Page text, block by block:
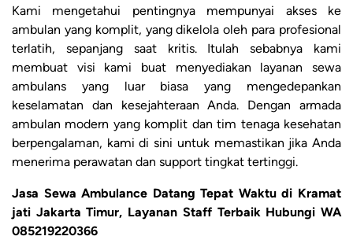
Kami mengetahui pentingnya mempunyai akses ke
ambulan yang komplit, yang dikelola oleh para profesional
terlatih, sepanjang saat kritis. Itulah sebabnya kami
membuat visi kami buat menyediakan layanan sewa
ambulans yang luar biasa yang mengedepankan
keselamatan dan kesejahteraan Anda. Dengan armada
ambulan modern yang komplit dan tim tenaga kesehatan
berpengalaman, kami di sini untuk memastikan jika Anda
menerima perawatan dan support tingkat tertinggi.
Jasa Sewa Ambulance Datang Tepat Waktu di Kramat
jati Jakarta Timur, Layanan Staff Terbaik Hubungi WA
085219220366